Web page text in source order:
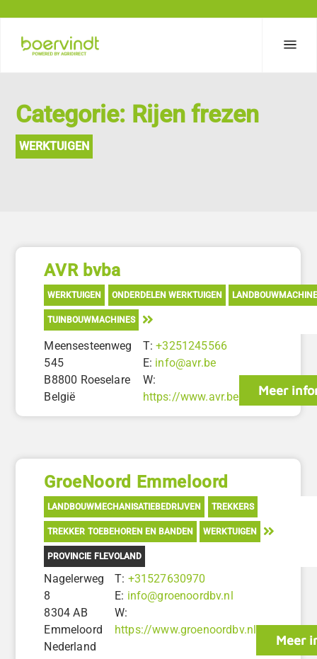
Categorie: Rijen frezen
WERKTUIGEN
AVR bvba
WERKTUIGEN ONDERDELEN WERKTUIGEN
TUINBOUWMACHINES
Meensesteenweg
545
B8800 Roeselare
België
T:+3251245566
E: info@avr.be
W:
https://www.avr.be
Meer
GroeNoord Emmeloord
LANDBOUWMECHANISATIEBEDRIJVEN TREKKERS
TREKKER TOEBEHOREN EN BANDEN WERKTUIGEN
PROVINCIE FLEVOLAND
Nagelerweg
8
8304 AB
Emmeloord
Nederland
T: +31527630970
E: info@groenoordbv.nl
W:
https://www.groenoordbv.nl
Meer